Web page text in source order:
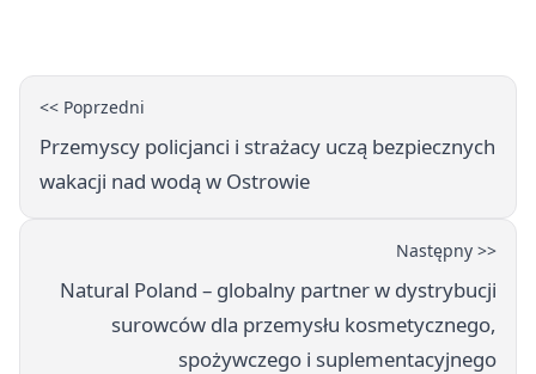
<< Poprzedni
Przemyscy policjanci i strażacy uczą bezpiecznych
wakacji nad wodą w Ostrowie
Następny >>
Natural Poland – globalny partner w dystrybucji
surowców dla przemysłu kosmetycznego,
spożywczego i suplementacyjnego